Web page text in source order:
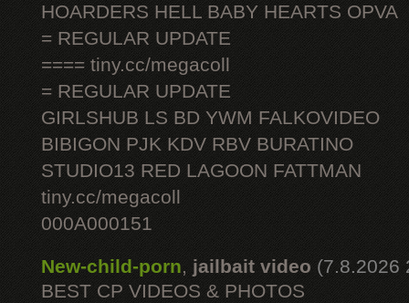
HOARDERS HELL BABY HEARTS OPVA
= REGULAR UPDATE
==== tiny.cc/megacoll
= REGULAR UPDATE
GIRLSHUB LS BD YWM FALKOVIDEO
BIBIGON PJK KDV RBV BURATINO
STUDIO13 RED LAGOON FATTMAN
tiny.cc/megacoll
000A000151
New-child-porn, jailbait video (7.8.2026
BEST CP VIDEOS & PHOTOS